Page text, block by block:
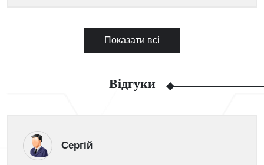
Показати всі
Відгуки
Сергій